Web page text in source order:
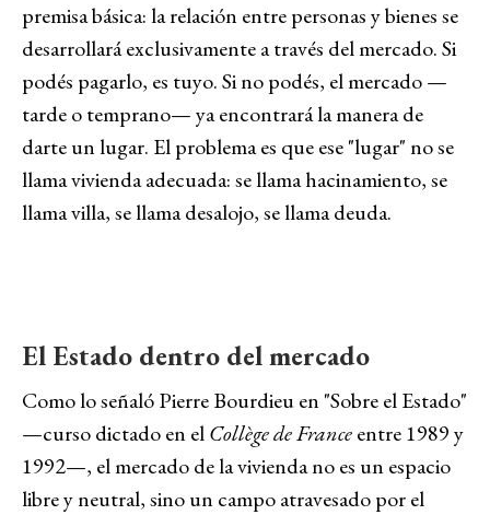
premisa básica: la relación entre personas y bienes se
desarrollará exclusivamente a través del mercado. Si
podés pagarlo, es tuyo. Si no podés, el mercado—
tarde o temprano—ya encontrará la manera de
darte un lugar. El problema es que ese "lugar" no se
llama vivienda adecuada: se llama hacinamiento, se
llama villa, se llama desalojo, se llama deuda.
El Estado dentro del mercado
Como lo señaló Pierre Bourdieu en "Sobre el Estado"
—curso dictado en elCollège de Franceentre 1989 y
1992—, el mercado de la vivienda no es un espacio
libre y neutral, sino un campo atravesado por el